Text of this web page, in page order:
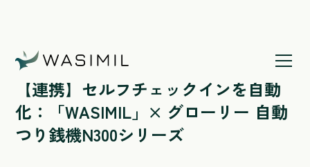
ホームページ/ 【連携】セルフチェックインを自動化：
「WASIMIL」× グローリー 自動つり銭機
N300シリーズ
【連携】セルフチェックインを自動
化：「WASIMIL」× グローリー 自動
つり銭機N300シリーズ